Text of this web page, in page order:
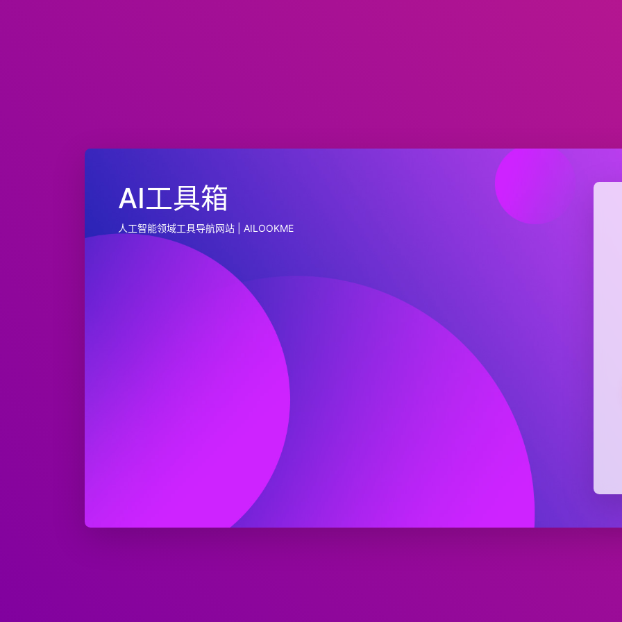
AI工具箱
人工智能领域工具导航网站 | AILOOKME